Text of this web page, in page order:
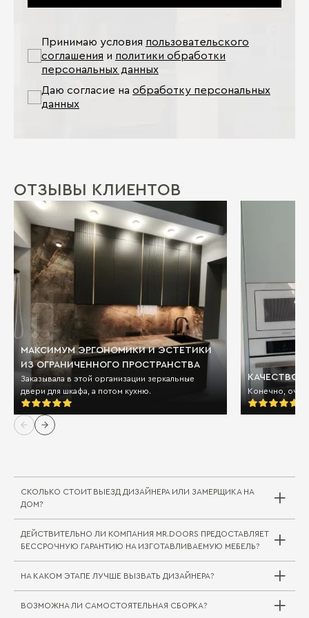
Принимаю условия пользовательского
соглашения и политики обработки
персональных данных
Даю согласие на обработку персональных
данных
ОТЗЫВЫ КЛИЕНТОВ
МАКСИМУМ ЭРГОНОМИКИ И ЭСТЕТИКИ
ИЗ ОГРАНИЧЕННОГО ПРОСТРАНСТВА
Заказывала в этой организации зеркальные
двери для шкафа, а потом кухню.
КАЧЕСТВО
Конечно,
СКОЛЬКО СТОИТ ВЫЕЗД ДИЗАЙНЕРА ИЛИ ЗАМЕРЩИКА НА
ДОМ?
Выезд дизайнера/замерщика в компании
Mr.Doors бесплатный. В редких случаях, когда
за пределы города или в другой город/
регион, может взиматься плата за проезд
специалиста. Сама услуга замера при этом
ДЕЙСТВИТЕЛЬНО ЛИ КОМПАНИЯ MR.DOORS ПРЕДОСТАВЛЯЕТ
БЕССРОЧНУЮ ГАРАНТИЮ НА ИЗГОТАВЛИВАЕМУЮ МЕБЕЛЬ?
Совершенно верно. На мебельные комплекты
НА КАКОМ ЭТАПЕ ЛУЧШЕ ВЫЗВАТЬ ДИЗАЙНЕРА?
ВОЗМОЖНА ЛИ САМОСТОЯТЕЛЬНАЯ СБОРКА?